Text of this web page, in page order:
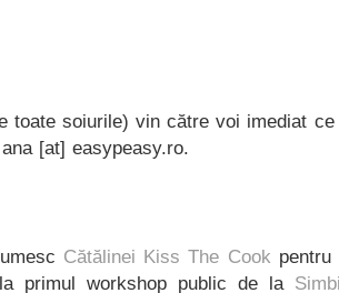
toate soiurile) vin către voi imediat
[at] easypeasy.ro.
Cătălinei Kiss The Cook
primul workshop public de la